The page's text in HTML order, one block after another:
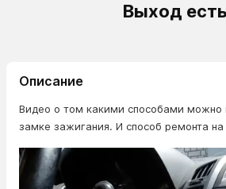
Выход
Описание
Видео о том какими способами можно
замке зажигания. И способ ремонта